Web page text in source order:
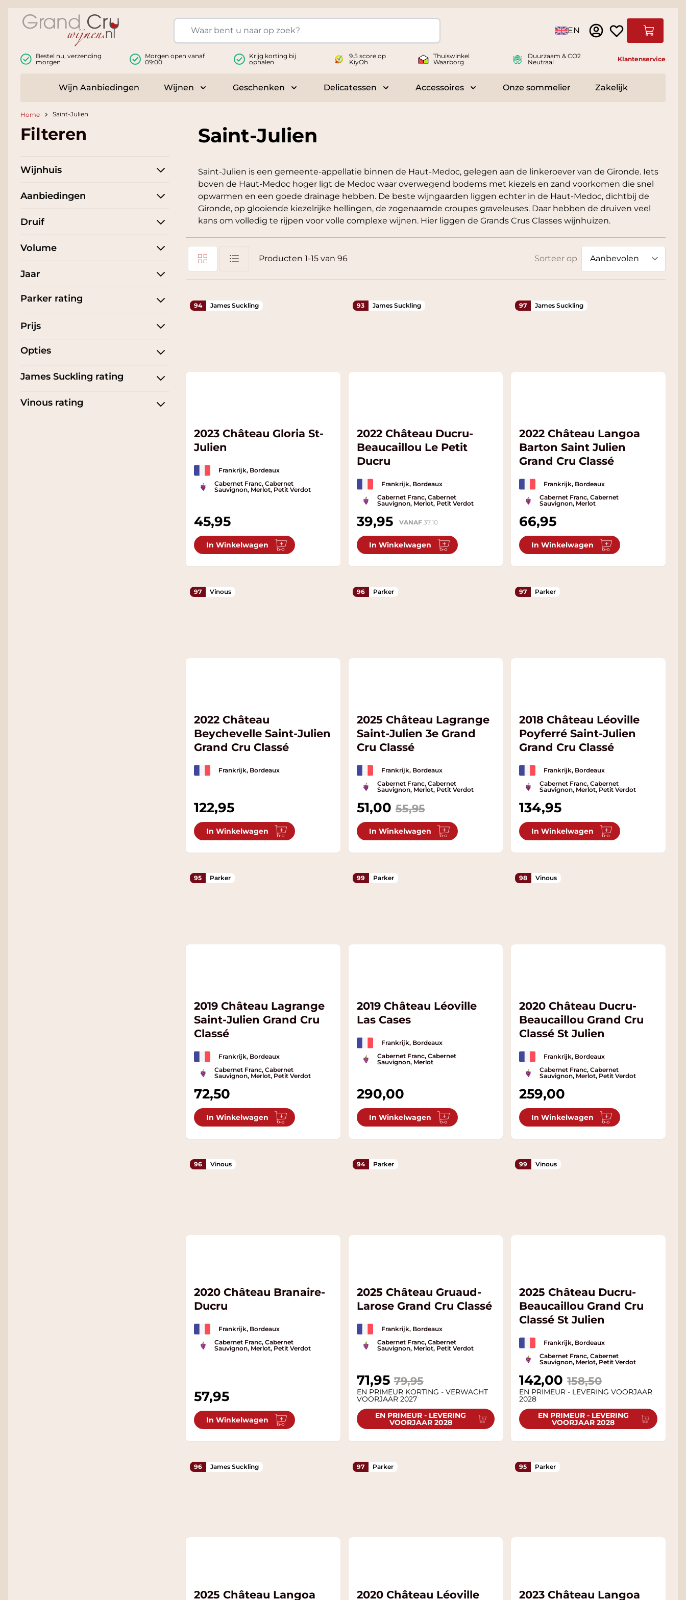
Taal EN
Bestel nu, verzending
morgen
Morgen open vanaf
09:00
Krijg korting bij
ophalen
9.5 score op
KiyOh
Thuiswinkel
Waarborg
Duurzaam & CO2
Neutraal
Klantenservice
Wijn Aanbiedingen Wijnen
Toggle submenu for Wijnen
Geschenken
Toggle submenu for Geschenken
Delicatessen
Toggle submenu for Delicatessen
Accessoires
Toggle submenu for Accessoires
Onze sommelier Zakelijk
Home Saint-Julien
Filteren
Wijnhuis
Aanbiedingen
Druif
Volume
Jaar
Parker rating
Prijs
Opties
James Suckling rating
Vinous rating
Saint-Julien
Saint-Julien is een gemeente-appellatie binnen de Haut-Medoc, gelegen aan de linkeroever van de Gironde. Iets
boven de Haut-Medoc hoger ligt de Medoc waar overwegend bodems met kiezels en zand voorkomen die snel
opwarmen en een goede drainage hebben. De beste wijngaarden liggen echter in de Haut-Medoc, dichtbij de
Gironde, op glooiende kiezelrijke hellingen, de zogenaamde croupes graveleuses. Daar hebben de druiven veel
kans om volledig te rijpen voor volle complexe wijnen. Hier liggen de Grands Crus Classes wijnhuizen.
Tonen als Producten 1-15van 96 Sorteer op
94 James Suckling
2023 Château Gloria St-
Julien
Frankrijk, Bordeaux
Cabernet Franc, Cabernet
Sauvignon, Merlot, Petit Verdot
45,95
In Winkelwagen
93 James Suckling
2022 Château Ducru-
Beaucaillou Le Petit
Ducru
Frankrijk, Bordeaux
Cabernet Franc, Cabernet
Sauvignon, Merlot, Petit Verdot
39,95 VANAF 37,10
In Winkelwagen
97 James Suckling
2022 Château Langoa
Barton Saint Julien
Grand Cru Classé
Frankrijk, Bordeaux
Cabernet Franc, Cabernet
Sauvignon, Merlot
66,95
In Winkelwagen
97 Vinous
2022 Château
Beychevelle Saint-Julien
Grand Cru Classé
Frankrijk, Bordeaux
122,95
In Winkelwagen
96 Parker
2025 Château Lagrange
Saint-Julien 3e Grand
Cru Classé
Frankrijk, Bordeaux
Cabernet Franc, Cabernet
Sauvignon, Merlot, Petit Verdot
Special Price
51,00 55,95
In Winkelwagen
97 Parker
2018 Château Léoville
Poyferré Saint-Julien
Grand Cru Classé
Frankrijk, Bordeaux
Cabernet Franc, Cabernet
Sauvignon, Merlot, Petit Verdot
134,95
In Winkelwagen
95 Parker
2019 Château Lagrange
Saint-Julien Grand Cru
Classé
Frankrijk, Bordeaux
Cabernet Franc, Cabernet
Sauvignon, Merlot, Petit Verdot
72,50
In Winkelwagen
99 Parker
2019 Château Léoville
Las Cases
Frankrijk, Bordeaux
Cabernet Franc, Cabernet
Sauvignon, Merlot
290,00
In Winkelwagen
98 Vinous
2020 Château Ducru-
Beaucaillou Grand Cru
Classé St Julien
Frankrijk, Bordeaux
Cabernet Franc, Cabernet
Sauvignon, Merlot, Petit Verdot
259,00
In Winkelwagen
96 Vinous
2020 Château Branaire-
Ducru
Frankrijk, Bordeaux
Cabernet Franc, Cabernet
Sauvignon, Merlot, Petit Verdot
57,95
In Winkelwagen
94 Parker
2025 Château Gruaud-
Larose Grand Cru Classé
Frankrijk, Bordeaux
Cabernet Franc, Cabernet
Sauvignon, Merlot, Petit Verdot
Special Price
71,95 79,95
EN PRIMEUR KORTING - VERWACHT
VOORJAAR 2027
EN PRIMEUR - LEVERING
VOORJAAR 2028
99 Vinous
2025 Château Ducru-
Beaucaillou Grand Cru
Classé St Julien
Frankrijk, Bordeaux
Cabernet Franc, Cabernet
Sauvignon, Merlot, Petit Verdot
Special Price
142,00 158,50
EN PRIMEUR - LEVERING VOORJAAR
2028
EN PRIMEUR - LEVERING
VOORJAAR 2028
96 James Suckling
2025 Château Langoa
97 Parker
2020 Château Léoville
95 Parker
2023 Château Langoa